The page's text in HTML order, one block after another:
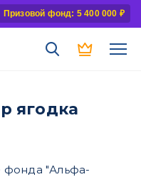
Призовой фонд: 5 400 000 ₽
ягодка
"Альфа-